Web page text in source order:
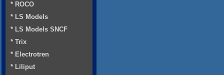
* ROCO
* LS Models
* LS Models SNCF
* Trix
* Electrotren
* Liliput